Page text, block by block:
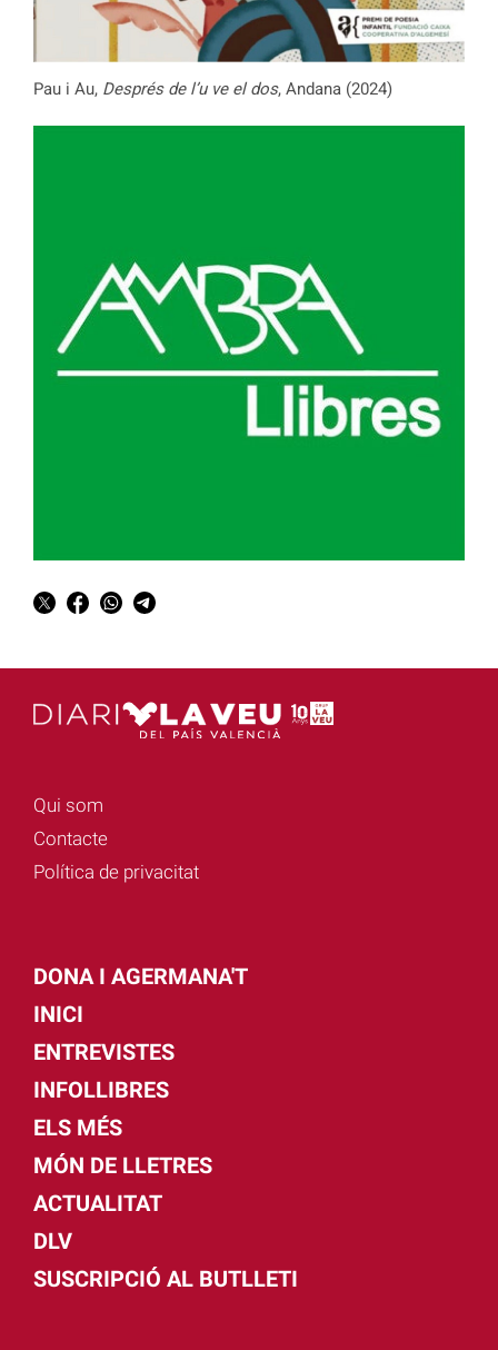
Pau i Au, Després de l’u ve el dos, Andana (2024)
Qui som
Contacte
Política de privacitat
DONA I AGERMANA'T
INICI
ENTREVISTES
INFOLLIBRES
ELS MÉS
MÓN DE LLETRES
ACTUALITAT
DLV
SUSCRIPCIÓ AL BUTLLETI